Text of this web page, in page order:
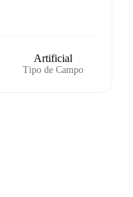
Artificial
Tipo de Campo